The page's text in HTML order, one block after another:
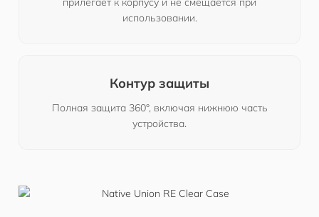
использовании.
Контур защиты
Полная защита 360°, включая нижнюю часть
устройства.